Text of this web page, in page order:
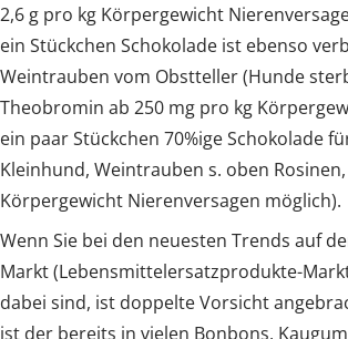
2,6 g pro kg Körpergewicht
ein Stückchen Schokolade ist ebenso
Weintrauben vom Obstteller (Hunde
Theobromin ab 250 mg pro kg
ein paar Stückchen 70%ige Schokolade
Kleinhund, Weintrauben s. oben
Körpergewicht Nierenversagen möglich).
Wenn Sie bei den neuesten Trends auf
Markt (Lebensmittelersatzprodukte-
dabei sind, ist doppelte Vorsicht
ist der bereits in vielen Bonbons,